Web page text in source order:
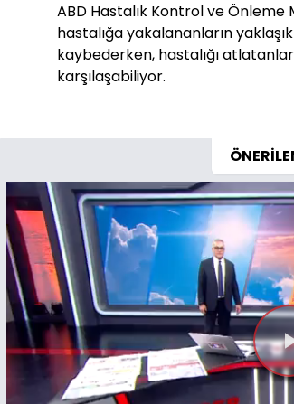
ABD Hastalık Kontrol ve
hastalığa yakalananların
kaybederken, hastalığı
karşılaşabiliyor.